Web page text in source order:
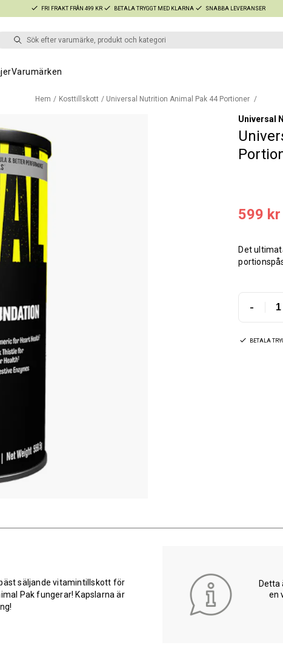
FRI FRAKT FRÅN 499 KR BETALA TRYGGT MED KLARNA SNABBA LEVERANSER
Varumärken
Hem Kosttillskott Universal Nutrition Animal Pak 44 Portioner
Universal
599 kr
Det
-
BETALA
säljande vitamintillskott för
Pak fungerar! Kapslarna är
Detta
en